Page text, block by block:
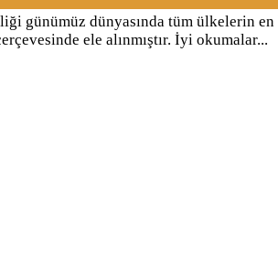
günümüz dünyasında tüm ülkelerin
ele alınmıştır. İyi okumalar...